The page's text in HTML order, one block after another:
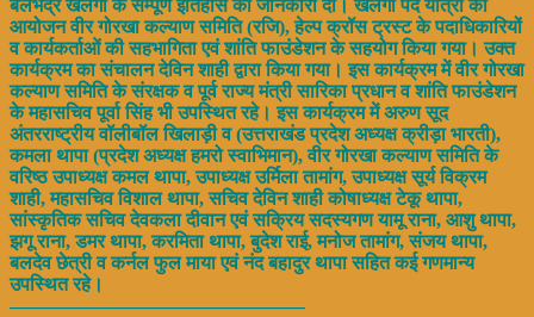
बलभद्र खलंगा के सम्पूर्ण इतिहास की जानकारी दी। खलंगा पद यात्रा का
आयोजन वीर गोरखा कल्याण समिति (रजि), हेल्प क्रॉस ट्रस्ट के पदाधिकारियों
व कार्यकर्ताओं की सहभागिता एवं शांति फाउंडेशन के सहयोग किया गया। उक्त
कार्यक्रम का संचालन देविन शाही द्वारा किया गया। इस कार्यक्रम में वीर गोरखा
कल्याण समिति के संरक्षक व पूर्व राज्य मंत्री सारिका प्रधान व शांति फाउंडेशन
के महासचिव पूर्वा सिंह भी उपस्थित रहे। इस कार्यक्रम में अरुण सूद
अंतरराष्ट्रीय वॉलीबॉल खिलाड़ी व (उत्तराखंड प्रदेश अध्यक्ष क्रीड़ा भारती),
कमला थापा (प्रदेश अध्यक्ष हमरो स्वाभिमान), वीर गोरखा कल्याण समिति के
वरिष्ठ उपाध्यक्ष कमल थापा, उपाध्यक्ष उर्मिला तामांग, उपाध्यक्ष सूर्य विक्रम
शाही, महासचिव विशाल थापा, सचिव देविन शाही कोषाध्यक्ष टेकू थापा,
सांस्कृतिक सचिव देवकला दीवान एवं सक्रिय सदस्यगण यामू राना, आशु थापा,
झगू राना, डमर थापा, करमिता थापा, बुदेश राई, मनोज तामांग, संजय थापा,
बलदेव छेत्री व कर्नल फुल माया एवं नंद बहादुर थापा सहित कई गणमान्य
उपस्थित रहे।
———————————————–